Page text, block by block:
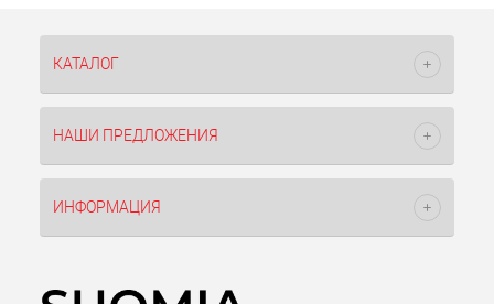
КАТАЛОГ
НАШИ ПРЕДЛОЖЕНИЯ
ИНФОРМАЦИЯ